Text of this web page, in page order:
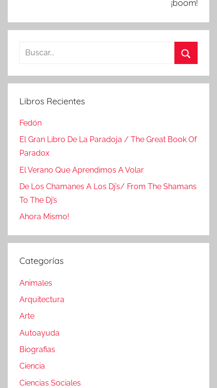
¡boom!
Buscar:
Libros Recientes
Fedón
El Gran Libro De La Paradoja / The Great Book Of
Paradox
El Verano Que Aprendimos A Volar
De Los Chamanes A Los Dj’s/ From The Shamans
To The Dj’s
Ahora Mismo!
Categorías
Animales
Arquitectura
Arte
Autoayuda
Biografias
Ciencia
Ciencias Sociales